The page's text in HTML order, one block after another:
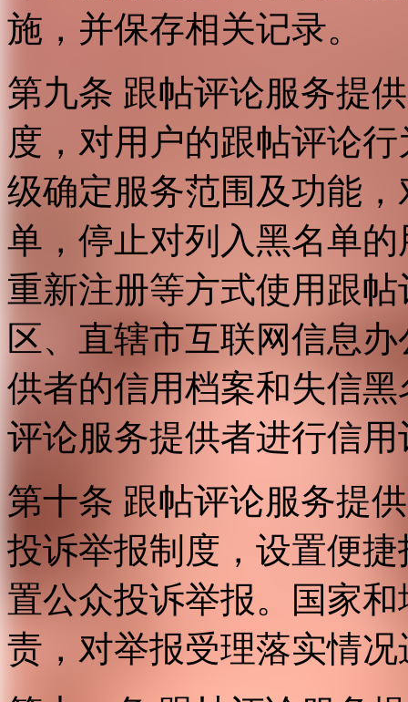
施，并保存相关记录。
第九条 跟帖评论服务提
度，对用户的跟帖评论
级确定服务范围及功能
单，停止对列入黑名单
重新注册等方式使用跟
区、直辖市互联网信息
供者的信用档案和失信
评论服务提供者进行信用
第十条 跟帖评论服务提
投诉举报制度，设置便
置公众投诉举报。国家
责，对举报受理落实情